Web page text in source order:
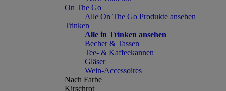
On The Go
Alle On The Go Produkte ansehen
Trinken
Alle in Trinken ansehen
Becher & Tassen
Tee- & Kaffeekannen
Gläser
Wein-Accessoires
Nach Farbe
Kirschrot